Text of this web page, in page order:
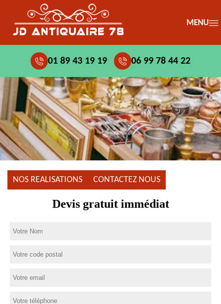
MENU
01 89 43 19 19 06 99 78 44 22
NOS REALISATIONS CONTACTEZ NOUS
Devis gratuit immédiat